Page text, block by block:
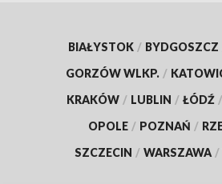
BIAŁYSTOK / BYDGOSZCZ
GORZÓW WLKP. /
KRAKÓW / LUBLIN / ŁÓDŹ /
OPOLE / POZNAŃ /
SZCZECIN / WARSZAWA /